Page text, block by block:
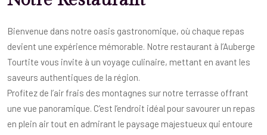
Bienvenue dans notre oasis gastronomique, où chaque repas
devient une expérience mémorable. Notre restaurant à l’Auberge
Tourtite vous invite à un voyage culinaire, mettant en avant les
saveurs authentiques de la région.
Profitez de l’air frais des montagnes sur notre terrasse offrant
une vue panoramique. C’est l’endroit idéal pour savourer un repas
en plein air tout en admirant le paysage majestueux qui entoure